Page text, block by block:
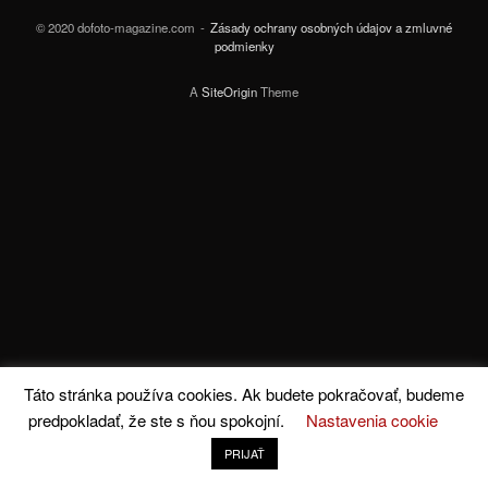
© 2020 dofoto-magazine.com
Zásady ochrany osobných údajov a zmluvné
podmienky
A SiteOriginTheme
Táto stránka používa cookies. Ak budete pokračovať, budeme
predpokladať, že ste s ňou spokojní.
Nastavenia cookie
PRIJAŤ